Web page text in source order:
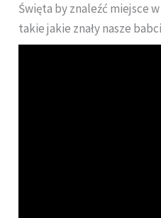
Święta by znaleźć miejsce
takie jakie znały nasze